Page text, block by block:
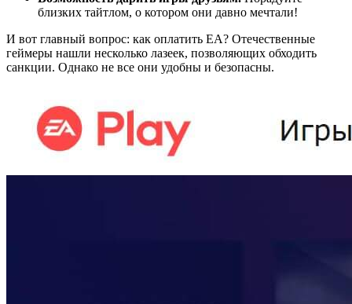
близких тайтлом, о котором они давно мечтали!
И вот главный вопрос: как оплатить EA? Отечественные
геймеры нашли несколько лазеек, позволяющих обходить
санкции. Однако не все они удобны и безопасны.